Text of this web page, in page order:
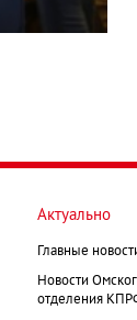
Актуально
Главные
Новости
отделения